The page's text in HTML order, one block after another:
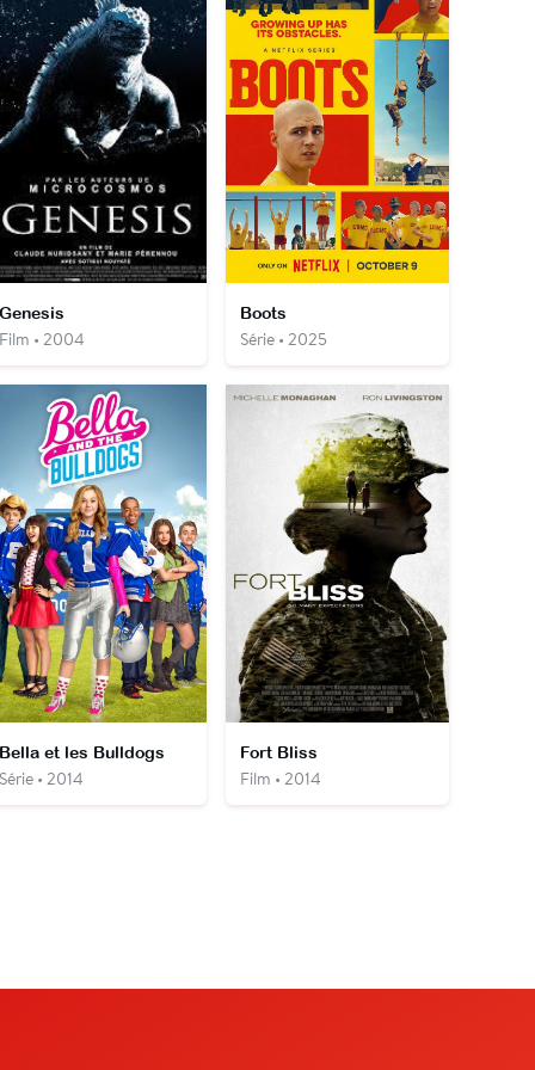
• 2004
Boots
Série • 2025
et les Bulldogs
• 2014
Fort Bliss
Film • 2014